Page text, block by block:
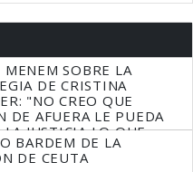
SOBRE LA
DE CRISTINA
"NO CREO QUE
DE AFUERA LE PUEDA
LA JUSTICIA LO QUE
HACER"
BARDEM DE LA
DE CEUTA